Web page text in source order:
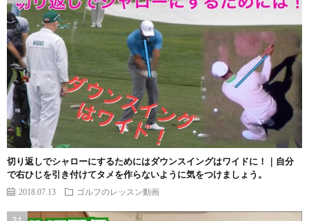
切り返しでシャローにするためにはダウンスイングはワイドに！｜自分
で右ひじを引き付けてタメを作らないように気をつけましょう。
2018.07.13 ゴルフのレッスン動画